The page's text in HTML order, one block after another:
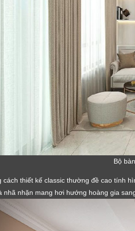
Bộ
cách thiết kế classic thường đề cao tính
nhã nhặn mang hơi hướng hoàng gia